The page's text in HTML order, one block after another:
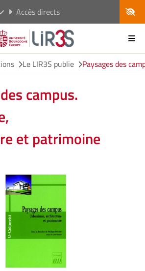
Accès directs
Le LIR3S publie Paysages des
campus.
et patrimoine